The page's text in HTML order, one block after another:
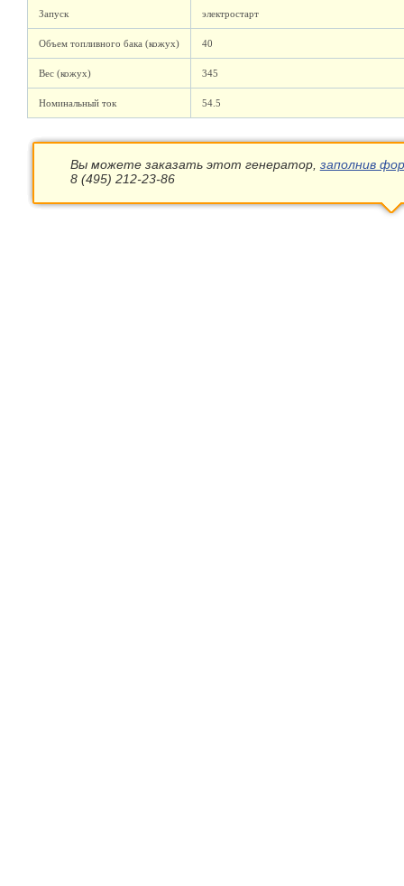
Запуск электростарт
Объем топливного бака (кожух) 40
Вес (кожух) 345
Номинальный ток 54.5
Вы можете заказать этот генератор, заполнив
8 (495) 212-23-86